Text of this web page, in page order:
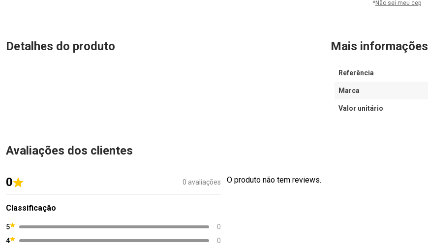
*Não sei meu cep
Detalhes do produto Mais informações
Referência
Marca
Valor unitário
Avaliações dos clientes
0 0 avaliações
Classificação
5
0
4
0
O produto não tem reviews.